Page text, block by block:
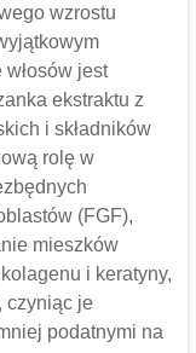
wzrostu
jest
ekstraktu z
i składników
rolę w
(FGF),
mieszków
i keratyny,
czyniąc je
podatnymi na